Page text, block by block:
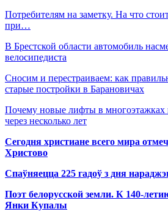
Потребителям на заметку. На что
при…
В Брестской области автомобиль
велосипедиста
Сносим и перестраиваем: как
старые постройки в Барановичах
Почему новые лифты в многоэтажках
через несколько лет
Сегодня христиане всего мира
Христово
Спаўняецца 225 гадоў з дня
Поэт белорусской земли. К 140-
Янки Купалы